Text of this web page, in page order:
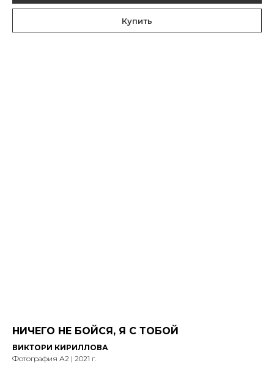
Купить
НИЧЕГО НЕ БОЙСЯ, Я С ТОБОЙ
ВИКТОРИ КИРИЛЛОВА
Фотография А2 | 2021 г.